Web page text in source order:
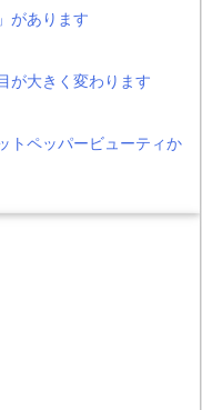
があります
が大きく変わります
ペッパービューティか